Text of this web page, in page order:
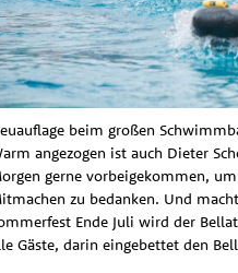
beim großen
angezogen ist auch Dieter
gerne vorbeigekommen,
zu bedanken. Und
Ende Juli wird der
Gäste, darin eingebettet den